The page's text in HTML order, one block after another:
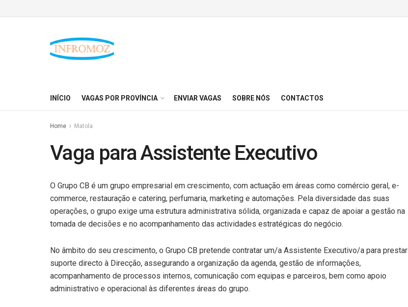
INÍCIO VAGAS POR PROVÍNCIA ENVIAR VAGAS SOBRE NÓS CONTACTOS
Home Matola
Vaga para Assistente Executivo
O Grupo CB é um grupo empresarial em crescimento, com actuação em áreas como comércio geral, e-
commerce, restauração e catering, perfumaria, marketing e automações. Pela diversidade das suas
operações, o grupo exige uma estrutura administrativa sólida, organizada e capaz de apoiar a gestão na
tomada de decisões e no acompanhamento das actividades estratégicas do negócio.
No âmbito do seu crescimento, o Grupo CB pretende contratar um/a Assistente Executivo/a para prestar
suporte directo à Direcção, assegurando a organização da agenda, gestão de informações,
acompanhamento de processos internos, comunicação com equipas e parceiros, bem como apoio
administrativo e operacional às diferentes áreas do grupo.